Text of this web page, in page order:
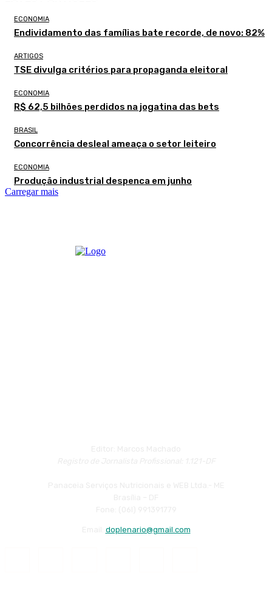
ECONOMIA
Endividamento das famílias bate recorde, de novo: 82%
ARTIGOS
TSE divulga critérios para propaganda eleitoral
ECONOMIA
R$ 62,5 bilhões perdidos na jogatina das bets
BRASIL
Concorrência desleal ameaça o setor leiteiro
ECONOMIA
Produção industrial despenca em junho
Carregar mais
doplenario@gmail.com